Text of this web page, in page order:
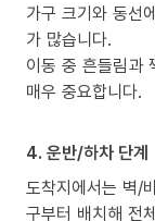
가구 크기와 동선
가 많습니다.
이동 중 흔들림과
매우 중요합니다.
4. 운반/하차 단계
도착지에서는 벽/
구부터 배치해 전